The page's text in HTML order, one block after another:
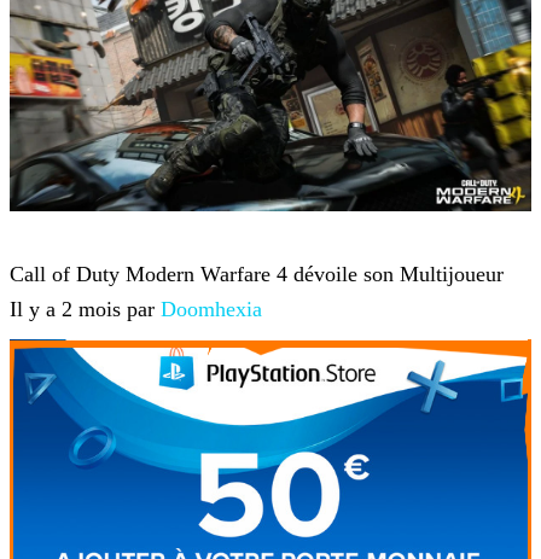
Call of Duty Modern Warfare 4 dévoile son Multijoueur
Il y a 2 mois par Doomhexia